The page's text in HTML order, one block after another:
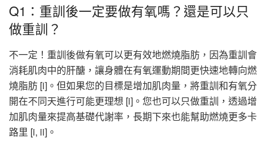
Q1：重訓後一定要做有氧嗎？還是可以只
做重訓？
不一定！重訓後做有氧可以更有效地燃燒脂肪，因為重訓會
消耗肌肉中的肝醣，讓身體在有氧運動期間更快速地轉向燃
燒脂肪 [i]。但如果您的目標是增加肌肉量，將重訓和有氧分
開在不同天進行可能更理想 [i]。您也可以只做重訓，透過增
加肌肉量來提高基礎代謝率，長期下來也能幫助燃燒更多卡
路里 [i, ii]。